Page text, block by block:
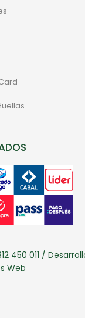
450 011 /
Web